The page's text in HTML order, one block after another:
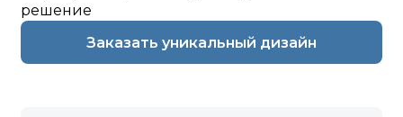
решение
Заказать уникальный дизайн